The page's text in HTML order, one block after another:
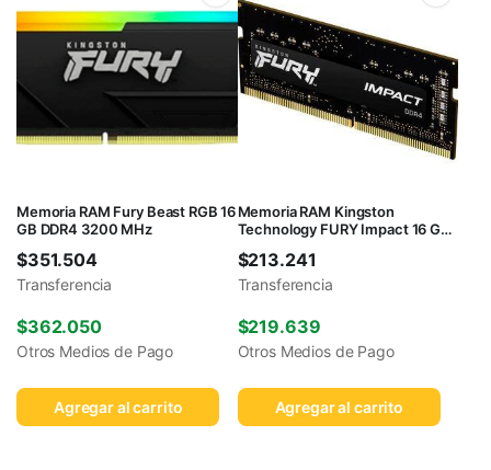
Memoria RAM Fury Beast RGB 16
GB DDR4 3200 MHz
$351.504
Transferencia
$362.050
Otros Medios de Pago
Agregar al carrito
Memoria RAM Kingston
Technology FURY Impact 16 GB
$213.241
Transferencia
$219.639
Otros Medios de Pago
Agregar al carrito